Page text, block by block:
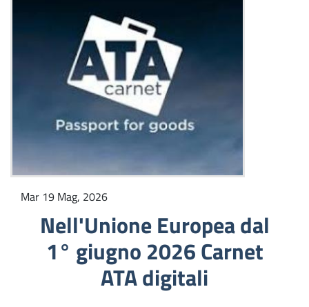
Mar 19 Mag, 2026
Nell'Unione Europea dal
1° giugno 2026 Carnet
ATA digitali